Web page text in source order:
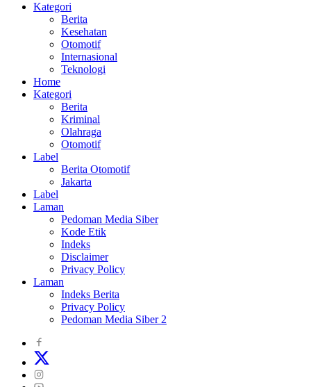
Kategori
Berita
Kesehatan
Otomotif
Internasional
Teknologi
Home
Kategori
Berita
Kriminal
Olahraga
Otomotif
Label
Berita Otomotif
Jakarta
Label
Laman
Pedoman Media Siber
Kode Etik
Indeks
Disclaimer
Privacy Policy
Laman
Indeks Berita
Privacy Policy
Pedoman Media Siber 2